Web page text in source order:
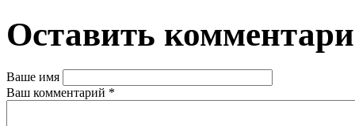
Оставить
Ваше имя
Ваш комментарий *